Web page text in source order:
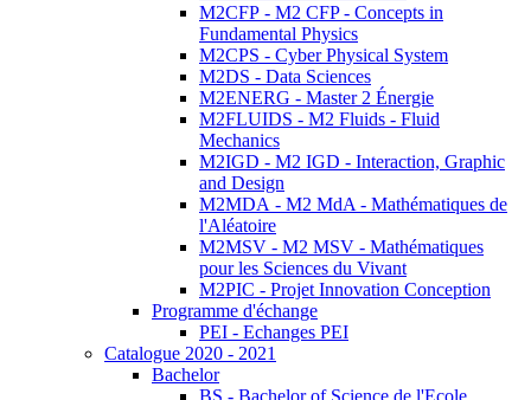
M2CFP - M2 CFP - Concepts in
Fundamental Physics
M2CPS - Cyber Physical System
M2DS - Data Sciences
M2ENERG - Master 2 Énergie
M2FLUIDS - M2 Fluids - Fluid
Mechanics
M2IGD - M2 IGD - Interaction, Graphic
and Design
M2MDA - M2 MdA - Mathématiques de
l'Aléatoire
M2MSV - M2 MSV - Mathématiques
pour les Sciences du Vivant
M2PIC - Projet Innovation Conception
Programme d'échange
PEI - Echanges PEI
Catalogue 2020 - 2021
Bachelor
BS - Bachelor of Science de l'Ecole